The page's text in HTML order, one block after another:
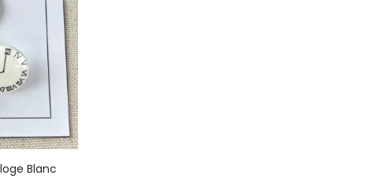
Blanc